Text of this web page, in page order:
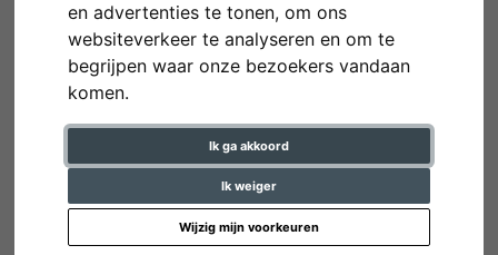
en advertenties te tonen, om ons
websiteverkeer te analyseren en om te
begrijpen waar onze bezoekers vandaan
komen.
Ik ga akkoord
Ik weiger
Wijzig mijn voorkeuren
FOTOLIJSTEN